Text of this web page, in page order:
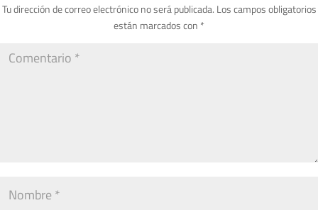
Tu dirección de correo electrónico no será publicada. Los campos obligatorios
están marcados con *